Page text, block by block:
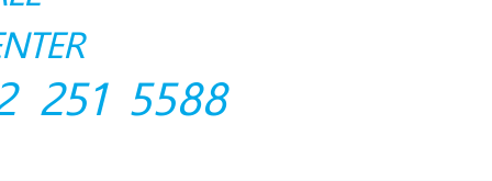
251 5588